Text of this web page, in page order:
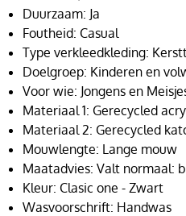
Duurzaam: Ja
Foutheid: Casual
Type verkleedkleding:
Doelgroep: Kinderen en
Voor wie: Jongens en
Materiaal 1: Gerecycled
Materiaal 2: Gerecycled
Mouwlengte: Lange mouw
Maatadvies: Valt normaal:
Kleur: Clasic one - Zwart
Wasvoorschrift: Handwas